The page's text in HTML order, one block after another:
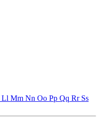
Ll Mm Nn Oo Pp Qq Rr Ss